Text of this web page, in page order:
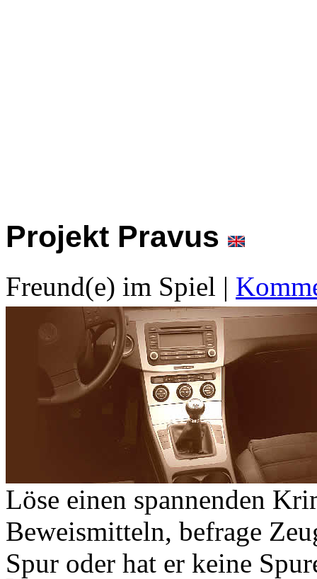
Projekt Pravus
Freund(e) im Spiel |
Löse einen spannenden
Beweismitteln, befrage
Spur oder hat er keine